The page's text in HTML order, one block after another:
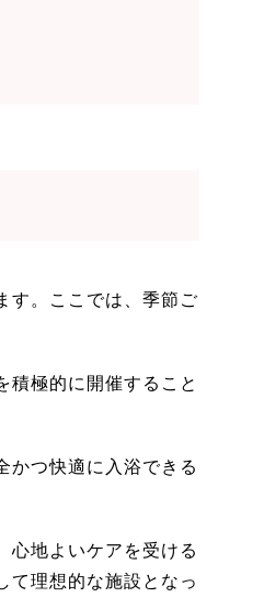
す。ここでは、季節ご
積極的に開催すること
かつ快適に入浴できる
心地よいケアを受ける
て理想的な施設となっ